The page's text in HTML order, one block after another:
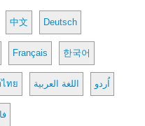
中文 Deutsch
Français 한국어
ทย اللغة العربية اُردو